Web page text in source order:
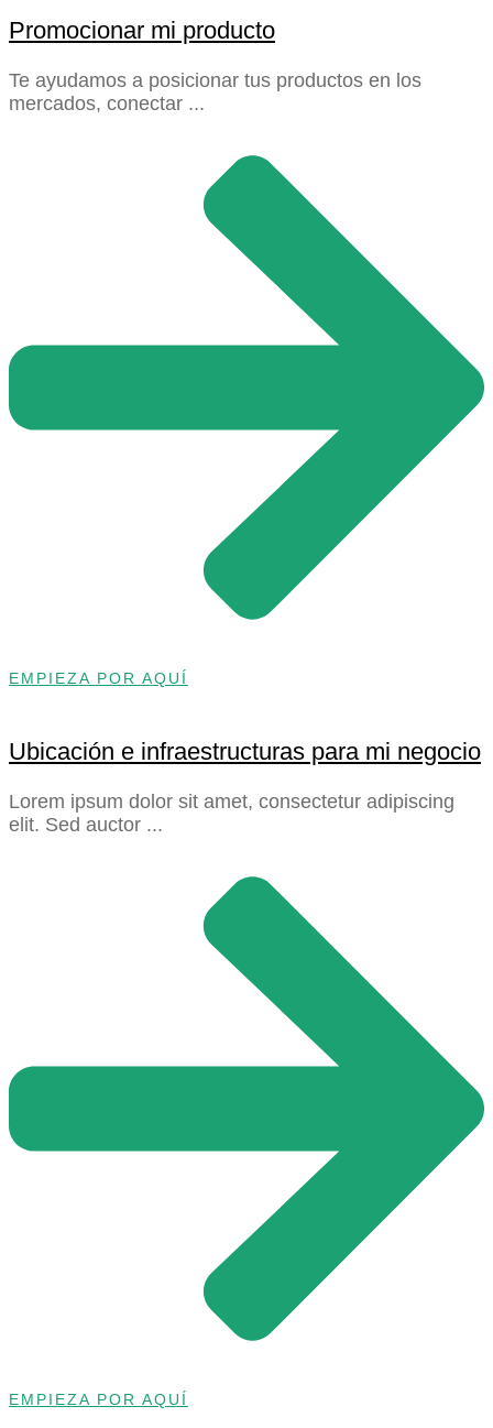
Promocionar mi producto
Te ayudamos a posicionar tus productos en los
mercados, conectar ...
EMPIEZA POR AQUÍ
Ubicación e infraestructuras para mi negocio
Lorem ipsum dolor sit amet, consectetur adipiscing
elit. Sed auctor ...
EMPIEZA POR AQUÍ